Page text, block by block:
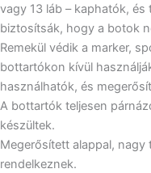
vagy 13 láb – kaphatók,
biztosítsák, hogy a botok
Remekül védik a marker,
bottartókon kívül
használhatók, és
A bottartók teljesen
készültek.
Megerősített alappal, nagy
rendelkeznek.